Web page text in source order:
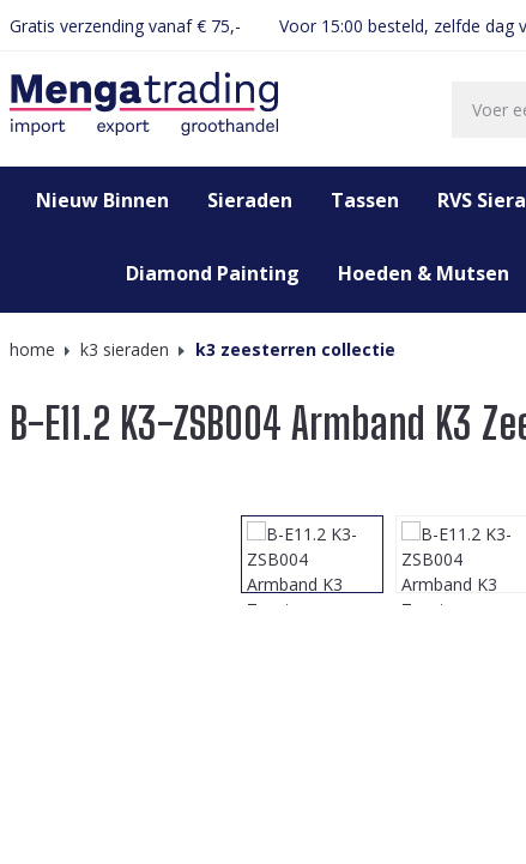
Ga naar de hoofdnavigatie
Gratis verzending vanaf € 75,- Voor 15:00 besteld, zelfde dag
Nieuw Binnen Sieraden Tassen RVS
Diamond Painting Hoeden & Mutsen
home k3 sieraden k3 zeesterren collectie
B-E11.2 K3-ZSB004 Armband K3